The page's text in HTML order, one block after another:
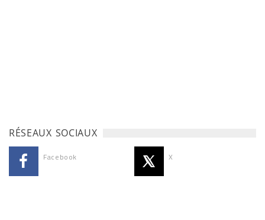
RÉSEAUX SOCIAUX
Facebook X